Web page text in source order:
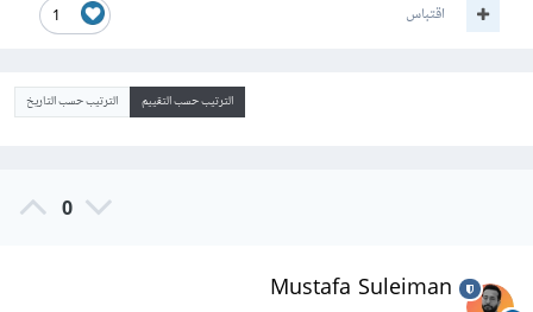
1 اقتباس
الترتيب حسب التقييم الترتيب حسب التاريخ
0
Mustafa Suleiman